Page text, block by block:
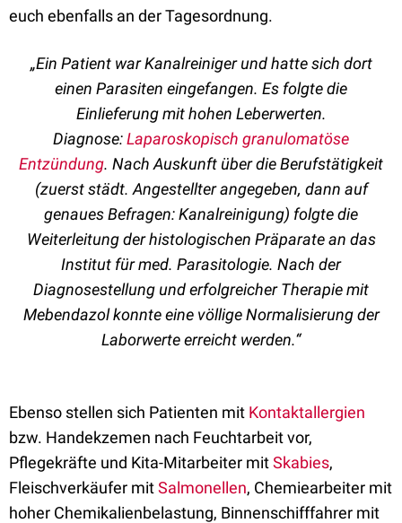
euch ebenfalls an der Tagesordnung.
„Ein Patient war Kanalreiniger und hatte sich dort
einen Parasiten eingefangen. Es folgte die
Einlieferung mit hohen Leberwerten.
Diagnose:Laparoskopisch granulomatöse
Entzündung. Nach Auskunft über die Berufstätigkeit
(zuerst städt. Angestellter angegeben, dann auf
genaues Befragen: Kanalreinigung) folgte die
Weiterleitung der histologischen Präparate an das
Institut für med. Parasitologie. Nach der
Diagnosestellung und erfolgreicher Therapie mit
Mebendazol konnte eine völlige Normalisierung der
Laborwerte erreicht werden.“
Ebenso stellen sich Patienten mit Kontaktallergien
bzw. Handekzemen nach Feuchtarbeit vor,
Pflegekräfte und Kita-Mitarbeiter mitSkabies,
Fleischverkäufer mitSalmonellen, Chemiearbeiter mit
hoher Chemikalienbelastung, Binnenschifffahrer mit